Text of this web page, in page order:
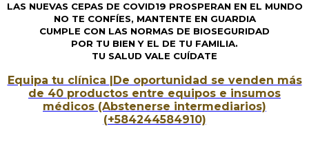
LAS NUEVAS CEPAS DE COVID19 PROSPERAN EN EL MUNDO
NO TE CONFÍES, MANTENTE EN GUARDIA
CUMPLE CON LAS NORMAS DE BIOSEGURIDAD
POR TU BIEN Y EL DE TU FAMILIA.
TU SALUD VALE CUÍDATE
Equipa tu clínica
De oportunidad se venden más
de 40 productos entre equipos e insumos
médicos (Abstenerse intermediarios)
(+584244584910)